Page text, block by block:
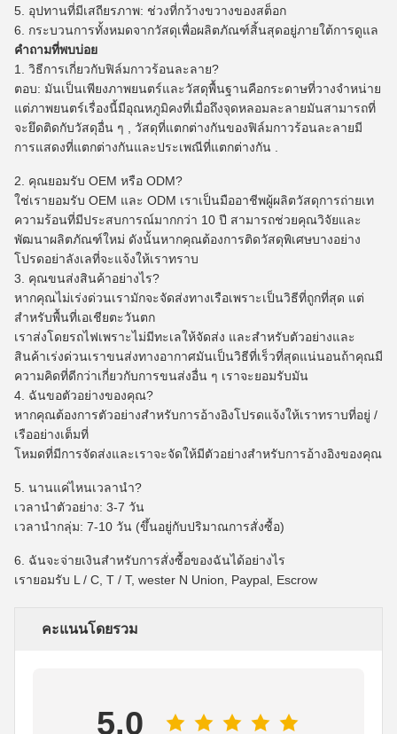
5. อุปทานที่มีเสถียรภาพ: ช่วงที่กว้างขวางของสต็อก
6. กระบวนการทั้งหมดจากวัสดุเพื่อผลิตภัณฑ์สิ้นสุดอยู่ภายใต้การดูแล
คำถามที่พบบ่อย
1. วิธีการเกี่ยวกับฟิล์มกาวร้อนละลาย?
ตอบ: มันเป็นเพียงภาพยนตร์และวัสดุพื้นฐานคือกระดาษที่วางจำหน่าย
แต่ภาพยนตร์เรื่องนี้มีอุณหภูมิคงที่เมื่อถึงจุดหลอมละลายมันสามารถที่
จะยึดติดกับวัสดุอื่น ๆ , วัสดุที่แตกต่างกันของฟิล์มกาวร้อนละลายมี
การแสดงที่แตกต่างกันและประเพณีที่แตกต่างกัน .
2. คุณยอมรับ OEM หรือ ODM?
ใช่เรายอมรับ OEM และ ODM เราเป็นมืออาชีพผู้ผลิตวัสดุการถ่ายเท
ความร้อนที่มีประสบการณ์มากกว่า 10 ปี สามารถช่วยคุณวิจัยและ
พัฒนาผลิตภัณฑ์ใหม่ ดังนั้นหากคุณต้องการติดวัสดุพิเศษบางอย่าง
โปรดอย่าลังเลที่จะแจ้งให้เราทราบ
3. คุณขนส่งสินค้าอย่างไร?
หากคุณไม่เร่งด่วนเรามักจะจัดส่งทางเรือเพราะเป็นวิธีที่ถูกที่สุด แต่
สำหรับพื้นที่เอเชียตะวันตก
เราส่งโดยรถไฟเพราะไม่มีทะเลให้จัดส่ง และสำหรับตัวอย่างและ
สินค้าเร่งด่วนเราขนส่งทางอากาศมันเป็นวิธีที่เร็วที่สุดแน่นอนถ้าคุณมี
ความคิดที่ดีกว่าเกี่ยวกับการขนส่งอื่น ๆ เราจะยอมรับมัน
4. ฉันขอตัวอย่างของคุณ?
หากคุณต้องการตัวอย่างสำหรับการอ้างอิงโปรดแจ้งให้เราทราบที่อยู่ /
เรืออย่างเต็มที่
โหมดที่มีการจัดส่งและเราจะจัดให้มีตัวอย่างสำหรับการอ้างอิงของคุณ
5. นานแค่ไหนเวลานำ?
เวลานำตัวอย่าง: 3-7 วัน
เวลานำกลุ่ม: 7-10 วัน (ขึ้นอยู่กับปริมาณการสั่งซื้อ)
6. ฉันจะจ่ายเงินสำหรับการสั่งซื้อของฉันได้อย่างไร
เรายอมรับ L / C, T / T, wester N Union, Paypal, Escrow
คะแนนโดยรวม
5.0